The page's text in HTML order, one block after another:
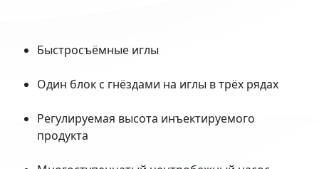
Быстросъёмные иглы
Один блок с гнёздами на иглы в трёх рядах
Регулируемая высота инъектируемого
продукта